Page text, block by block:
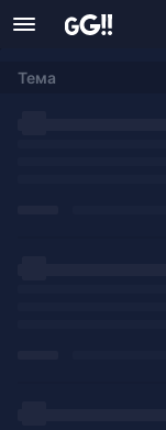
Тема